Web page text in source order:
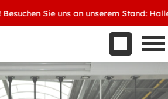
Sie uns an unserem Stand: Halle
Aktuelles
Kontakt